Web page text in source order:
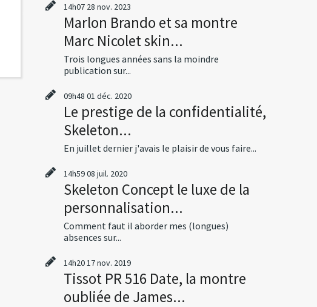
14h07 28 nov. 2023
Marlon Brando et sa montre
Marc Nicolet skin...
Trois longues années sans la moindre
publication sur...
09h48 01 déc. 2020
Le prestige de la confidentialité,
Skeleton...
En juillet dernier j'avais le plaisir de vous faire...
14h5908 juil. 2020
Skeleton Concept le luxe de la
personnalisation...
Comment faut il aborder mes (longues)
absences sur...
14h2017nov. 2019
Tissot PR 516 Date, la montre
oubliée de James...